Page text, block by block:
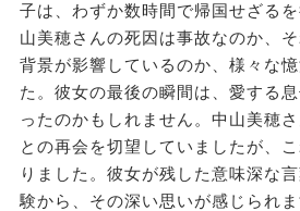
子は、わずか数時間で帰国せざる
山美穂さんの死因は事故なのか、
背景が影響しているのか、様々な
た。彼女の最後の瞬間は、愛する
ったのかもしれません。中山美穂
との再会を切望していましたが、
りました。彼女が残した意味深な
験から、その深い思いが感じられ